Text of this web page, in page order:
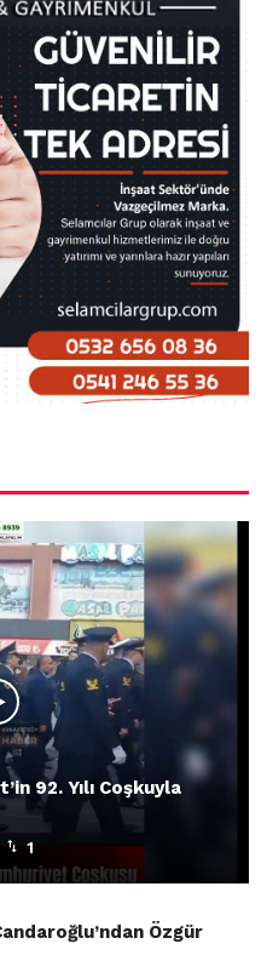
92. Yılı Coşkuyla
1
Özgür